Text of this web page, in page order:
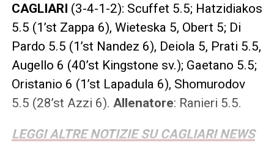
CAGLIARI (3-4-1-2): Scuffet 5.5; Hatzidiakos
5.5 (1’st Zappa 6), Wieteska 5, Obert 5; Di
Pardo 5.5 (1’st Nandez 6), Deiola 5, Prati 5.5,
Augello 6 (40’st Kingstone sv.); Gaetano 5.5;
Oristanio 6 (1’st Lapadula 6), Shomurodov
5.5 (28’st Azzi 6). Allenatore: Ranieri 5.5.
LEGGI ALTRE NOTIZIE SU CAGLIARI NEWS